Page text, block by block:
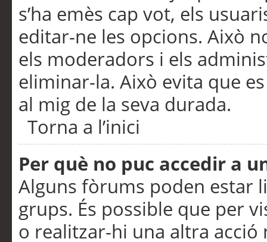
s’ha emès cap vot, els
editar-ne les opcions. Això
els moderadors i els
eliminar-la. Això evita que
al mig de la seva durada.
Torna a l’inici
Per què no puc accedir a
Alguns fòrums poden estar
grups. És possible que per
o realitzar-hi una altra acció